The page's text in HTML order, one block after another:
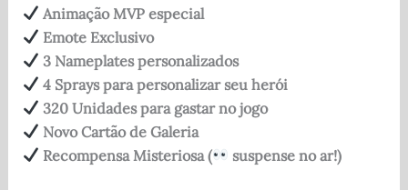
Animação MVP especial
Emote Exclusivo
3 Nameplates personalizados
4 Sprays para personalizar seu herói
320 Unidades para gastar no jogo
Novo Cartão de Galeria
Recompensa Misteriosa (
suspense no ar!)